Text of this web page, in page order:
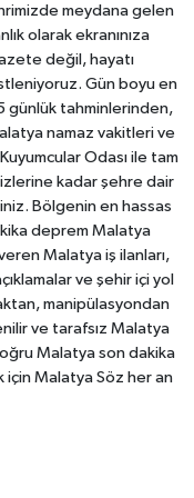
meydana gelen
olarak ekranınıza
değil, hayatı
Gün boyu en
günlük tahminlerinden,
namaz vakitleri ve
Odası ile tam
kadar şehre dair
Bölgenin en hassas
deprem Malatya
Malatya iş ilanları,
ve şehir içi yol
manipülasyondan
ve tarafsız Malatya
Malatya son dakika
için Malatya Söz her an